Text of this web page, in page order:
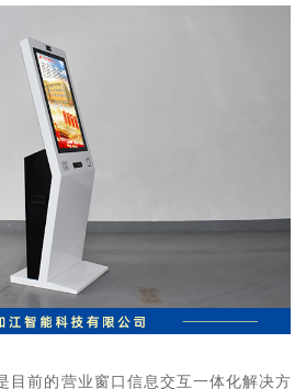
目前的营业窗口信息交互一体化解决方